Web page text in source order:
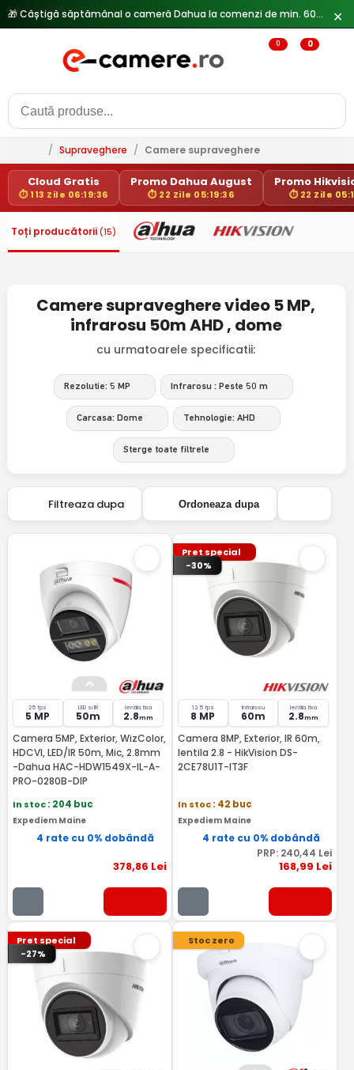
✕
0 0
/ Supraveghere / Camere supraveghere
Cloud Gratis
⏱ 113 Zile 06:19:36
Promo Dahua August
⏱ 22 Zile 05:19:36
Promo
⏱ 22 Zile
Toți producătorii (15)
Camere supraveghere video 5 MP,
infrarosu 50m AHD , dome
cu urmatoarele specificatii:
Rezolutie: 5 MP Infrarosu : Peste 50 m
Carcasa: Dome Tehnologie: AHD
Sterge toate filtrele
Filtreaza dupa Ordoneaza dupa
25 fps
5 MP
LED si IR
50m
lentila fixa
2.8mm
Camera 5MP, Exterior, WizColor,
HDCVI, LED/IR 50m, Mic, 2.8mm
-Dahua HAC-HDW1549X-IL-A-
PRO-0280B-DIP
In stoc: 204 buc
Expediem Maine
4 rate cu 0% dobândă
378,86 Lei
Pret special
-30%
12.5 fps
8 MP
Infrarosu
60m
lentila fixa
2.8mm
Camera 8MP, Exterior, IR 60m,
lentila 2.8 - HikVision DS-
2CE78U1T-IT3F
In stoc: 42 buc
Expediem Maine
4 rate cu 0% dobândă
PRP: 240,44 Lei
168,99 Lei
Pret special
-27%
Stoc zero